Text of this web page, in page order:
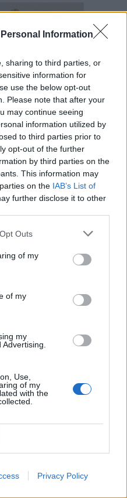
Information
sharing to third parties, or
information for
use the below opt-out
Please note that after your
may continue seeing
information utilized by
to third parties prior to
opt-out of the further
by third parties on the
This information may
on the IAB’s List of
further disclose it to other
Outs
of my
of my
my
Use,
of my
with the
Privacy Policy